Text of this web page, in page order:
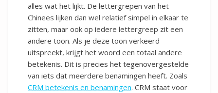
alles wat het lijkt. De lettergrepen van het
Chinees lijken dan wel relatief simpel in elkaar te
zitten, maar ook op iedere lettergreep zit een
andere toon. Als je deze toon verkeerd
uitspreekt, krijgt het woord een totaal andere
betekenis. Dit is precies het tegenovergestelde
van iets dat meerdere benamingen heeft. Zoals
CRM betekenis en benamingen. CRM staat voor